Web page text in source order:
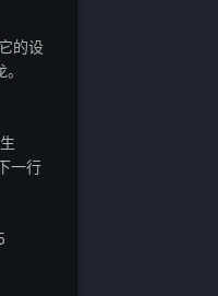
的设
一行